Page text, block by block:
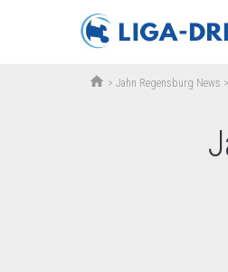
home > Jahn Regensburg News >